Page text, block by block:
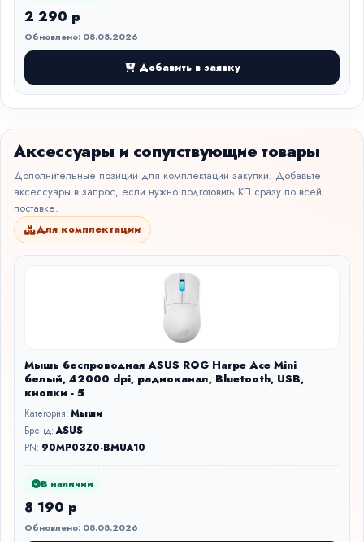
2 290 р
Обновлено: 08.08.2026
Добавить в заявку
Аксессуары и сопутствующие товары
Дополнительные позиции для комплектации закупки. Добавьте
аксессуары в запрос, если нужно подготовить КП сразу по всей
поставке.
Для комплектации
Мышь беспроводная ASUS ROG Harpe Ace Mini
белый, 42000 dpi, радиоканал, Bluetooth, USB,
кнопки - 5
Категория:Мыши
Бренд:ASUS
PN: 90MP03Z0-BMUA10
В наличии
8 190 р
Обновлено: 08.08.2026